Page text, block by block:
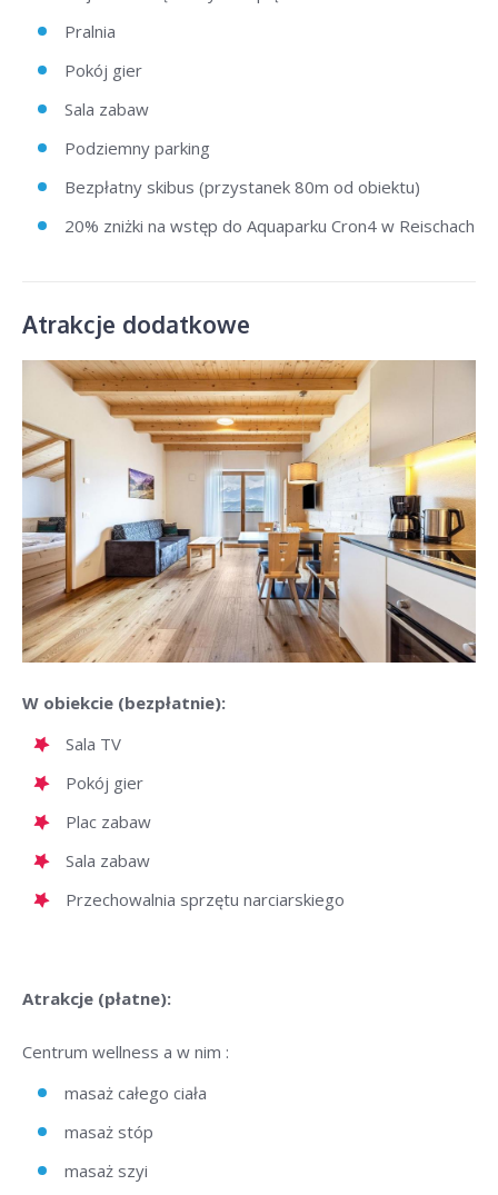
Pralnia
Pokój gier
Sala zabaw
Podziemny parking
Bezpłatny skibus (przystanek 80m od obiektu)
20% zniżki na wstęp do Aquaparku Cron4 w Reischach
Atrakcje dodatkowe
W obiekcie (bezpłatnie):
Sala TV
Pokój gier
Plac zabaw
Sala zabaw
Przechowalnia sprzętu narciarskiego
Atrakcje (płatne):
Centrum wellness a w nim :
masaż całego ciała
masaż stóp
masaż szyi